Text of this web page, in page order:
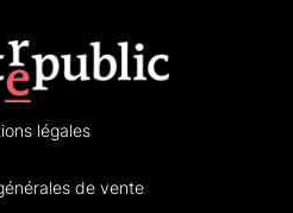
légales
de vente